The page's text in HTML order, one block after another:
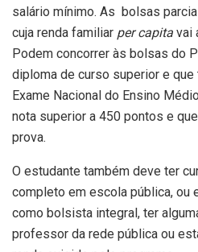
salário mínimo. As bolsas
cuja renda familiar per capita vai
Podem concorrer às bolsas do
diploma de curso superior e
Exame Nacional do Ensino
nota superior a 450 pontos e
prova.
O estudante também deve ter
completo em escola pública, ou
como bolsista integral, ter
professor da rede pública ou